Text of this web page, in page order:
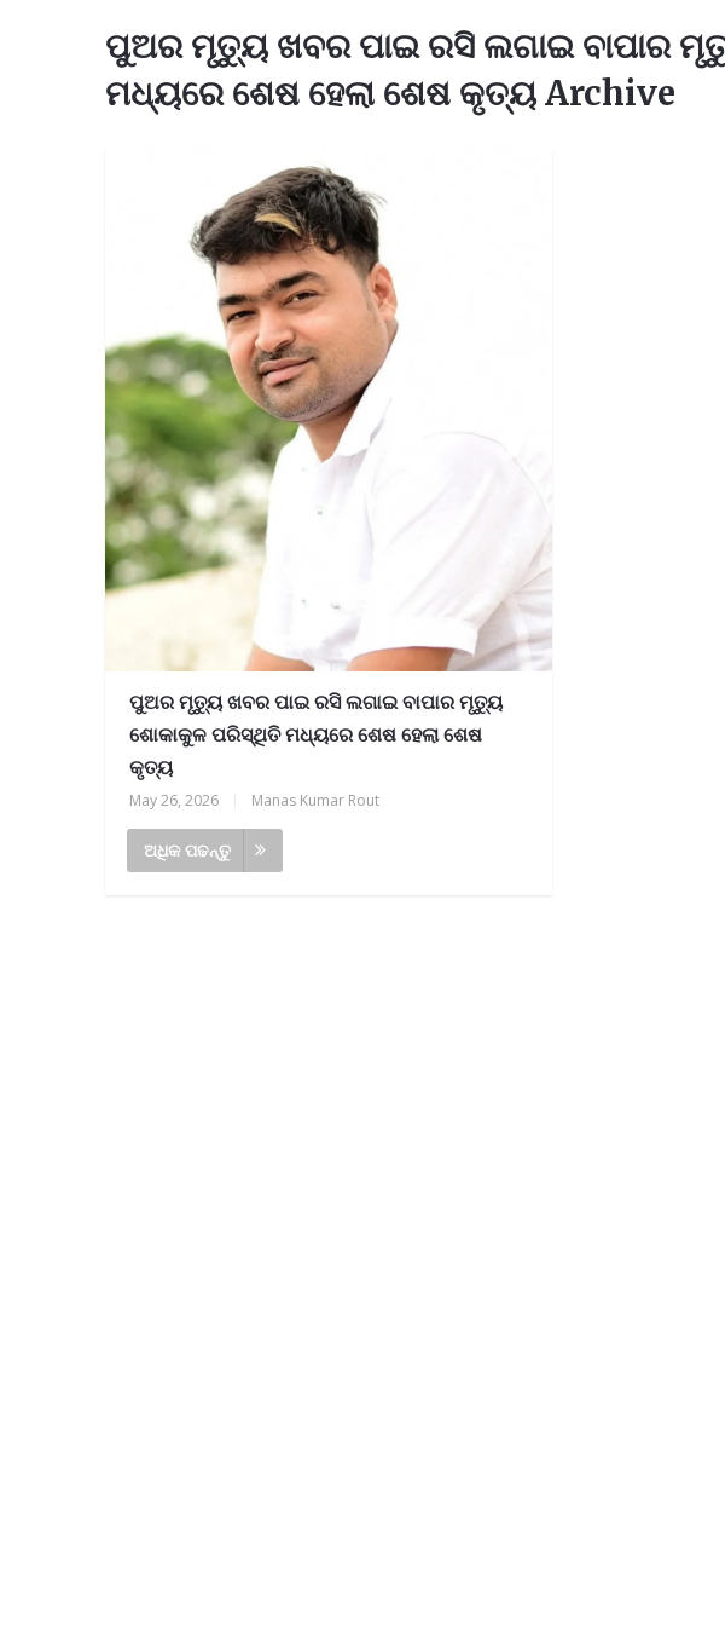
ପୁଅର ମୃତ୍ୟୁ ଖବର ପାଇ ରସି ଲଗାଇ ବାପାର
ମଧ୍ୟରେ ଶେଷ ହେଲା ଶେଷ କୃତ୍ୟ Archive
ପୁଅର ମୃତ୍ୟୁ ଖବର ପାଇ ରସି ଲଗାଇ ବାପାର ମୃତ୍ୟୁ
ଶୋକାକୁଳ ପରିସ୍ଥିତି ମଧ୍ୟରେ ଶେଷ ହେଲା ଶେଷ
କୃତ୍ୟ
May 26, 2026 Manas Kumar Rout
ଅଧିକ ପଢନ୍ତୁ